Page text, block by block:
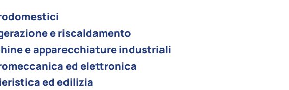
e riscaldamento
e apparecchiature industriali
ed elettronica
ed edilizia